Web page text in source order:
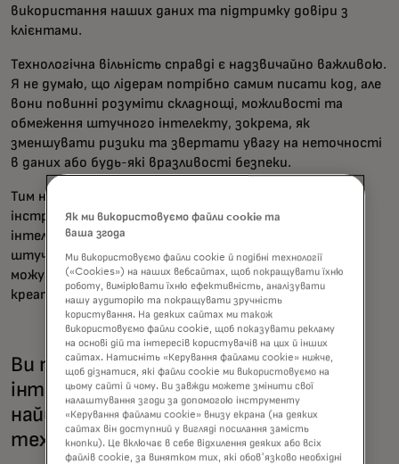
використання наших даних та підтримку довіри з
клієнтами.
Технологічна вільність справді є надзвичайно важливою.
Я не думаю, що лідерам потрібно самим писати код, але
вони повинні розуміти складнощі, можливості та
обмеження штучного інтелекту, зокрема, як
зменшувати ризики та звертати увагу на неточності
в даних або будь-які вразливості безпеки.
Тим не менш, штучний інтелект слід розглядати як
інструмент, який доповнює, а не замінює людський
інтелект. Заохочуючи прагнення до моделей, де
штучний інтелект виконує рутинні завдання, лідери
можуть дати своїм людям змогу зосередитися на
креативності, емпатії та стратегічному мисленні.
Ви працюєте у сфері штучного
інтелекту десятиліттями. Які
найбільші зміни ви побачили в
технологіях за цей час?
Як ми використовуємо файли cookie та
ваша згода
Ми використовуємо файли cookie й подібні технології
(«Cookies») на наших вебсайтах, щоб покращувати їхню
роботу, вимірювати їхню ефективність, аналізувати
нашу аудиторію та покращувати зручність
користування. На деяких сайтах ми також
використовуємо файли cookie, щоб показувати рекламу
на основі дій та інтересів користувачів на цих й інших
сайтах. Натисніть «Керування файлами cookie» нижче,
щоб дізнатися, які файли cookie ми використовуємо на
цьому сайті й чому. Ви завжди можете змінити свої
налаштування згоди за допомогою інструменту
«Керування файлами cookie» внизу екрана (на деяких
сайтах він доступний у вигляді посилання замість
кнопки). Це включає в себе відхилення деяких або всіх
файлів cookie, за винятком тих, які обов'язково необхідні